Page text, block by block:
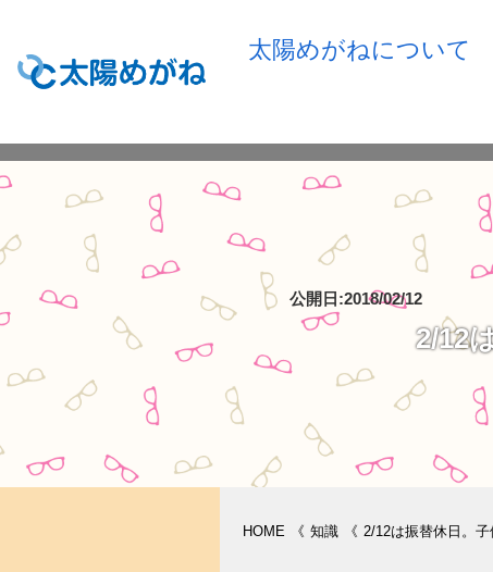
太陽めがねについて
公開日:2018/02/12
2/12
HOME 《 知識 《 2/12は振替休日。